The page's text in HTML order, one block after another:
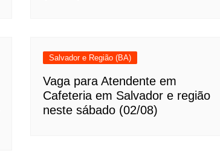
Salvador e Região (BA)
Vaga para Atendente em
Cafeteria em Salvador e região
neste sábado (02/08)